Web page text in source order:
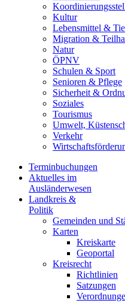
Kultur
Lebensmittel &
Migration &
Natur
ÖPNV
Schulen & Sport
Senioren & Pflege
Sicherheit &
Soziales
Tourismus
Umwelt,
Verkehr
Terminbuchungen
Aktuelles im
Ausländerwesen
Landkreis &
Politik
Gemeinden und
Karten
Kreiskarte
Geoportal
Kreisrecht
Richtlinien
Satzungen